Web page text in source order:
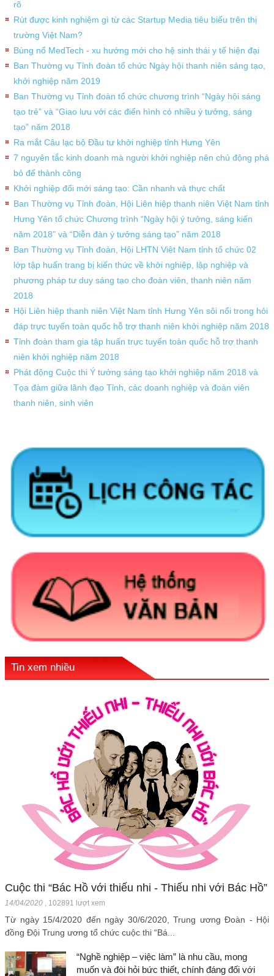
rõ
Rút được kinh nghiệm gì từ các Startup Media tiêu biểu trên thị
trường Việt Nam?
Bùng nổ MedTech - xu hướng mới cho hệ sinh thái y tế hiện đại
Ban Thường vụ Tỉnh đoàn tổ chức Ngày hội thanh niên sáng tạo,
khởi nghiệp năm 2019
Ban Thường vụ Tỉnh đoàn tổ chức chương trình “Ngày hội sáng
tạo trẻ” và “Giao lưu với các điển hình có nhiều ý tưởng, sáng
tạo” năm 2018
Ra mắt Câu lạc bộ Đầu tư khởi nghiệp tỉnh Hưng Yên
7 nguyên tắc kinh doanh mà người khởi nghiệp nên chủ động phá
bỏ để thành công
Khởi nghiệp đổi mới sáng tạo: Cần nhanh và thực chất
Ban Thường vụ Tỉnh đoàn, Hội Liên hiệp thanh niên Việt Nam tỉnh
Hưng Yên tổ chức Chương trình “Ngày hội ý tưởng, sáng kiến
năm 2018” và “Diễn đàn ý tưởng sáng tạo” năm 2018
Ban Thường vụ Tỉnh đoàn, Hội LHTN Việt Nam tỉnh tổ chức 02
lớp tập huấn trang bị kiến thức về khởi nghiệp, lập nghiệp và
phương pháp tư duy sáng tạo cho đoàn viên, thanh niên năm
2018
Hội Liên hiệp thanh niên Việt Nam tỉnh Hưng Yên sôi nổi trong hỏi
đáp trực tuyến toàn quốc hỗ trợ thanh niên khởi nghiệp năm 2018
Tỉnh đoàn tham gia tập huấn trực tuyến toàn quốc hỗ trợ thanh
niên khởi nghiệp năm 2018
Phát động Cuộc thi Ý tưởng sáng tạo khởi nghiệp năm 2018 và
Tọa đàm giữa lãnh đạo Tỉnh, các doanh nghiệp và đoàn viên
thanh niên, sinh viên
Tin xem nhiều
Cuộc thi “Bác Hồ với thiếu nhi - Thiếu nhi với Bác Hồ”
14/04/2020 102891 lượt xem
Từ ngày 15/4/2020 đến ngày 30/6/2020, Trung ương Đoàn - Hội
đồng Đội Trung ương tổ chức cuộc thi “Bá...
“Nghề nghiệp – việc làm” là nhu cầu, mong
muốn và đòi hỏi bức thiết, chính đáng đối với